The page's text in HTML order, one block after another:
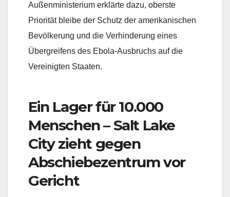
Außenministerium erklärte dazu, oberste
Priorität bleibe der Schutz der amerikanischen
Bevölkerung und die Verhinderung eines
Übergreifens des Ebola-Ausbruchs auf die
Vereinigten Staaten.
Ein Lager für 10.000
Menschen – Salt Lake
City zieht gegen
Abschiebezentrum vor
Gericht